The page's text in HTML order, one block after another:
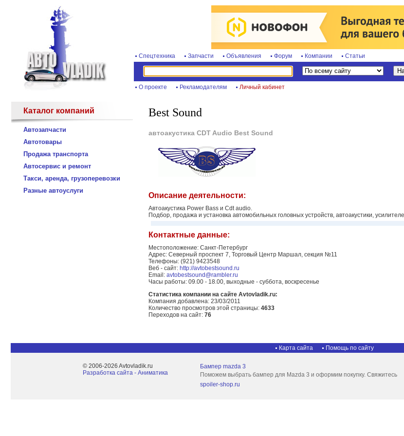
Спецтехника Запчасти Объявления Форум Компании Статьи
О проекте Рекламодателям Личный кабинет
Каталог компаний
Автозапчасти
Автотовары
Продажа транспорта
Автосервис и ремонт
Такси, аренда, грузоперевозки
Разные автоуслуги
Best Sound
автоакустика CDT Audio Best Sound
Описание деятельности:
Автоакустика Power Bass и Cdt audio.
Подбор, продажа и установка автомобильных головных устройств, автоакустики,
Контактные данные:
Местоположение: Санкт-Петербург
Адрес: Северный проспект 7, Торговый Центр Маршал, секция №11
Телефоны: (921) 9423548
Веб - сайт: http://avtobestsound.ru
Email: avtobestsound@rambler.ru
Часы работы: 09.00 - 18.00, выходные - суббота, воскресенье
Статистика компании на сайте Avtovladik.ru:
Компания добавлена: 23/03/2011
Количество просмотров этой страницы: 4633
Переходов на сайт: 76
Карта сайта Помощь по сайту
© 2006-2026 Avtovladik.ru
Разработка сайта - Aниматика
Бампер mazda 3
Поможем выбрать бампер для Mazda 3 и оформим покупку. Свяжитесь
spoiler-shop.ru